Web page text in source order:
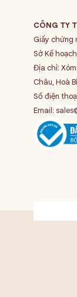
CÔNG TY
Giấy chứng
Sở Kế
Địa chỉ:
Châu, Hoà
Số điện
Email: